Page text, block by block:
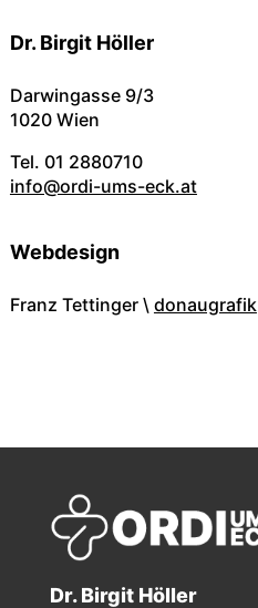
Dr. Birgit Höller
Darwingasse 9/3
1020 Wien
Tel. 01 2880710
info@ordi-ums-eck.at
Webdesign
Franz Tettinger \ donaugrafik
Dr. Birgit Höller